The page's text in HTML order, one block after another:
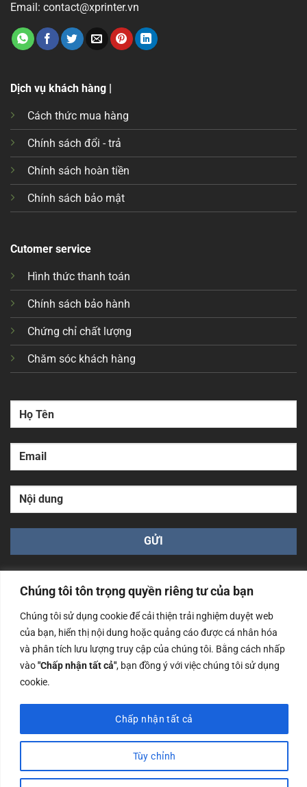
Chúng tôi tôn trọng quyền riêng tư của bạn
Chúng tôi sử dụng cookie để cải thiện trải nghiệm duyệt web
của bạn, hiển thị nội dung hoặc quảng cáo được cá nhân hóa
và phân tích lưu lượng truy cập của chúng tôi. Bằng cách nhấp
vào"Chấp nhận tất cả", bạn đồng ý với việc chúng tôi sử dụng
cookie.
Tùy chỉnh
Chấp nhận tất cả
Email: contact@xprinter.vn
Dịch vụ khách hàng |
Cách thức mua hàng
Chính sách đổi - trả
Chính sách hoàn tiền
Chính sách bảo mật
Cutomer service
Hình thức thanh toán
Chính sách bảo hành
Chứng chỉ chất lượng
Chăm sóc khách hàng
Công ty TNHH Nam Bình Xương - Số ĐKKD: 0108783483
cấp ngày 14/06/2019 bởi Sở Kế Hoạch và Đầu Tư Tp. Hà
Nội
Copyrights @2023 Nam Binh Xuong. All Rights Reserved